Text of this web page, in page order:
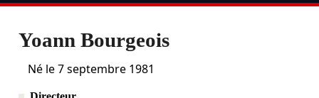
Yoann Bourgeois
Né le7 septembre 1981